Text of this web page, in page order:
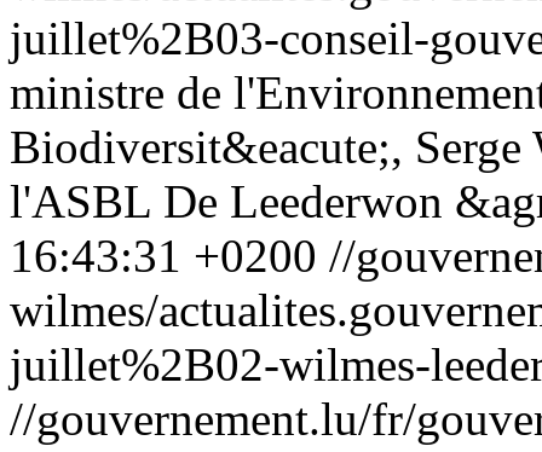
juillet%2B03-conseil-
ministre de
Biodiversit&eacute;, Serge
l'ASBL De Leederwon
16:43:31 +0200 //
wilmes/
juillet%2B02-wilmes-
//gouvernement.lu/fr/